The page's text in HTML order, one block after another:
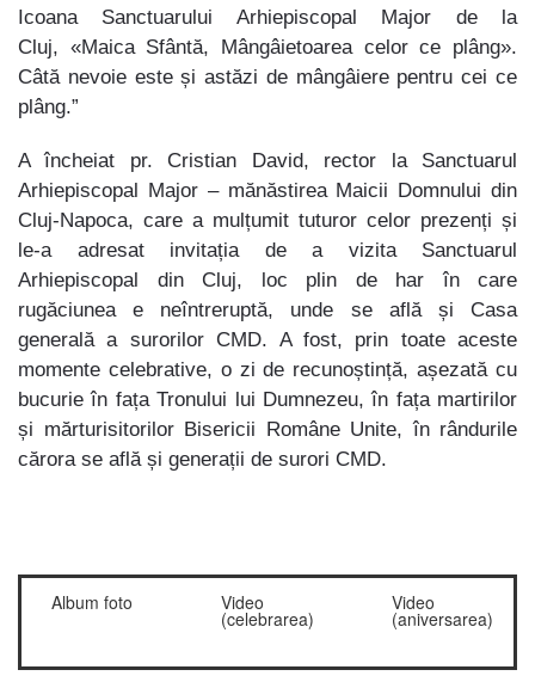
Icoana Sanctuarului Arhiepiscopal Major de la
Cluj, «Maica Sfântă, Mângâietoarea celor ce plâng».
Câtă nevoie este și astăzi de mângâiere pentru cei ce
plâng.”
A încheiat pr. Cristian David, rector la Sanctuarul
Arhiepiscopal Major – mănăstirea Maicii Domnului din
Cluj-Napoca, care a mulțumit tuturor celor prezenți și
le-a adresat invitația de a vizita Sanctuarul
Arhiepiscopal din Cluj, loc plin de har în care
rugăciunea e neîntreruptă, unde se află și Casa
generală a surorilor CMD. A fost, prin toate aceste
momente celebrative, o zi de recunoștință, așezată cu
bucurie în fața Tronului lui Dumnezeu, în fața martirilor
și mărturisitorilor Bisericii Române Unite, în rândurile
cărora se află și generații de surori CMD.
Album foto Video
(celebrarea)
Video
(aniversarea)